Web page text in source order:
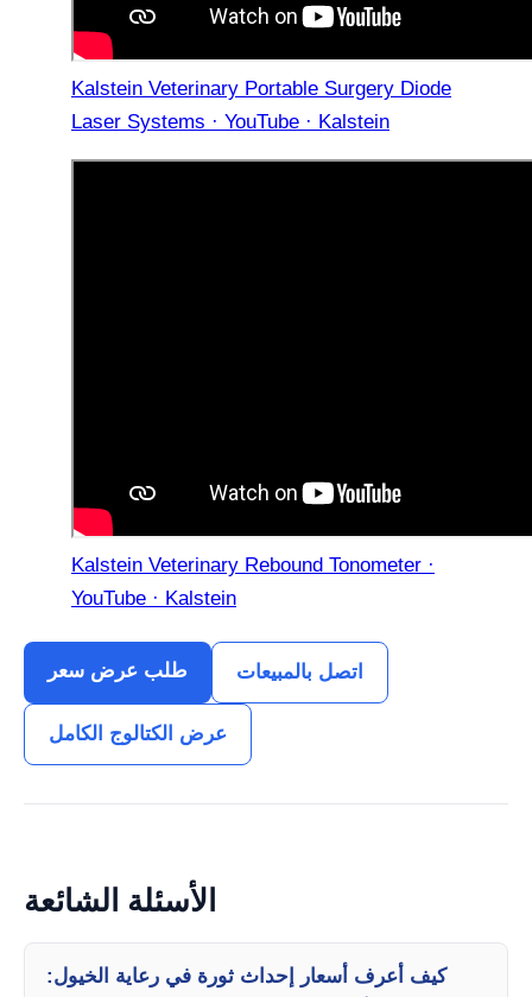
Kalstein Veterinary Portable Surgery Diode
Laser Systems · YouTube · Kalstein
Kalstein Veterinary Rebound Tonometer ·
YouTube · Kalstein
طلب عرض سعر اتصل بالمبيعات
عرض الكتالوج الكامل
الأسئلة الشائعة
كيف أعرف أسعار إحداث ثورة في رعاية الخيول: